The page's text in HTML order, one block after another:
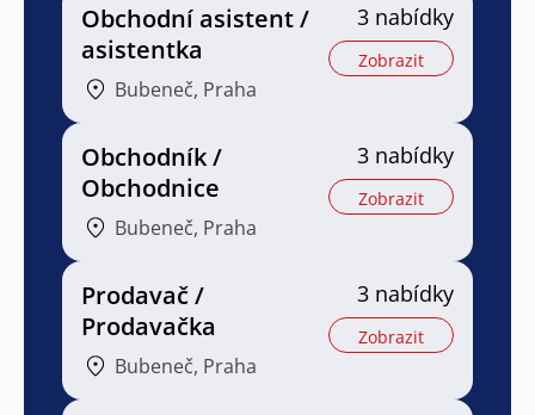
Obchodní asistent /
asistentka
Bubeneč, Praha
3 nabídky
Zobrazit
Obchodník /
Obchodnice
Bubeneč, Praha
3 nabídky
Zobrazit
Prodavač /
Prodavačka
Bubeneč, Praha
3 nabídky
Zobrazit